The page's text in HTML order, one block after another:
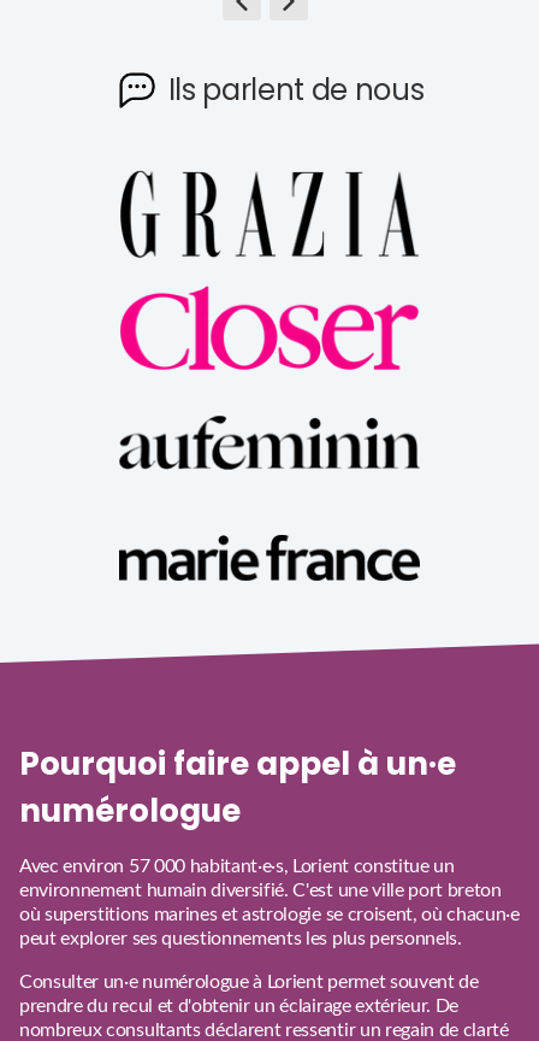
Ils parlent de nous
Pourquoi faire appel à un·e
numérologue
Avec environ 57 000 habitant·e·s, Lorient constitue un
environnement humain diversifié. C'est une ville port breton
où superstitions marines et astrologie se croisent, où chacun·e
peut explorer ses questionnements les plus personnels.
Consulter un·e numérologue à Lorient permet souvent de
prendre du recul et d'obtenir un éclairage extérieur. De
nombreux consultants déclarent ressentir un regain de clarté